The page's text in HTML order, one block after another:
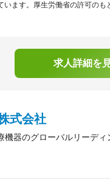
ます。厚生労働省の許可の
求人詳細を
式会社
機器のグローバルリーディ